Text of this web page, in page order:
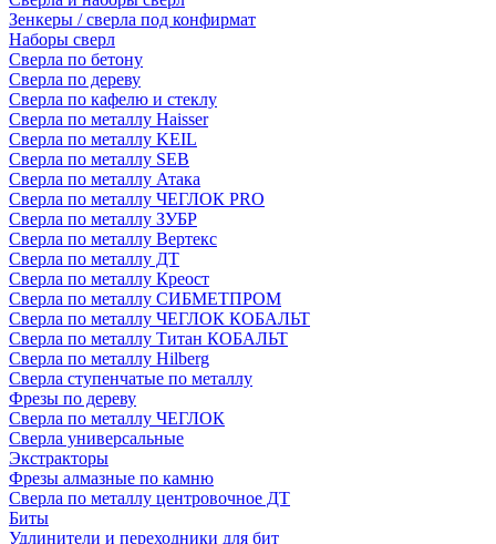
Зенкеры / сверла под конфирмат
Наборы сверл
Сверла по бетону
Сверла по дереву
Сверла по кафелю и стеклу
Сверла по металлу Haisser
Сверла по металлу KEIL
Сверла по металлу SEB
Сверла по металлу Атака
Сверла по металлу ЧЕГЛОК PRO
Сверла по металлу ЗУБР
Сверла по металлу Вертекс
Сверла по металлу ДТ
Сверла по металлу Креост
Сверла по металлу СИБМЕТПРОМ
Сверла по металлу ЧЕГЛОК КОБАЛЬТ
Сверла по металлу Титан КОБАЛЬТ
Сверла по металлу Hilberg
Сверла ступенчатые по металлу
Фрезы по дереву
Сверла по металлу ЧЕГЛОК
Сверла универсальные
Экстракторы
Фрезы алмазные по камню
Сверла по металлу центровочное ДТ
Биты
Удлинители и переходники для бит